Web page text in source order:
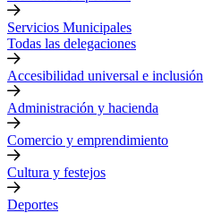
Servicios Municipales
Todas las delegaciones
Accesibilidad universal e inclusión
Administración y hacienda
Comercio y emprendimiento
Cultura y festejos
Deportes